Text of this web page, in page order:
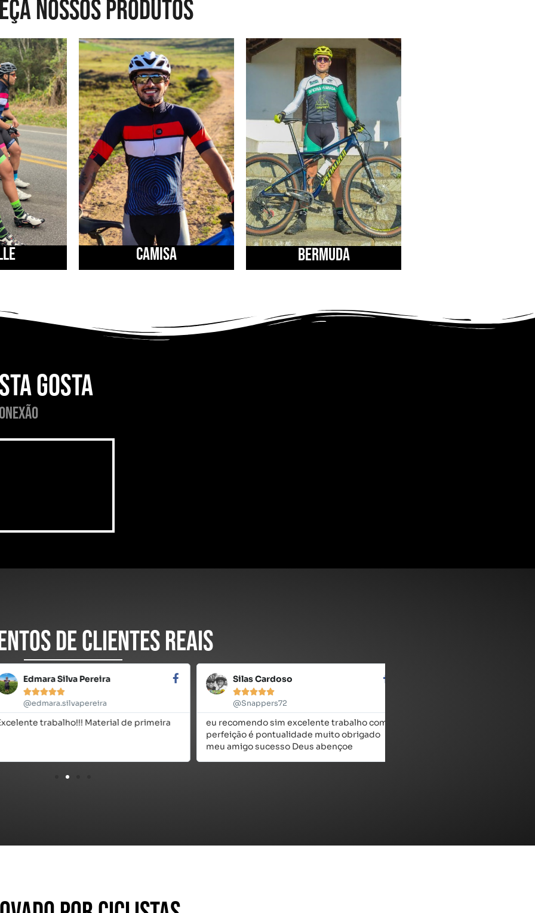
NOSSOS PRODUTOS
CAMISA BERMUDA
gosta
de Clientes Reais
Edmara Silva Pereira

@edmara.silvapereira
trabalho!!! Material de primeira
Silas Cardoso

@Snappers72
eu recomendo sim excelente trabalho com
perfeição é pontualidade muito obrigado
meu amigo sucesso Deus abençoe